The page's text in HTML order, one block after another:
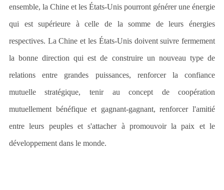
ensemble, la Chine et les États-Unis pourront générer une énergie
qui est supérieure à celle de la somme de leurs énergies
respectives. La Chine et les États-Unis doivent suivre fermement
la bonne direction qui est de construire un nouveau type de
relations entre grandes puissances, renforcer la confiance
mutuelle stratégique, tenir au concept de coopération
mutuellement bénéfique et gagnant-gagnant, renforcer l'amitié
entre leurs peuples et s'attacher à promouvoir la paix et le
développement dans le monde.